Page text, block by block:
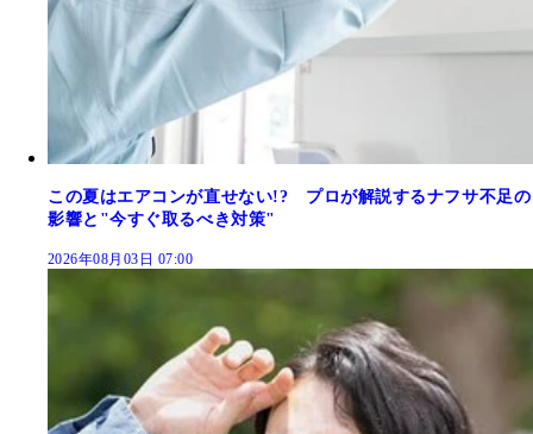
この夏はエアコンが直せない!? プロが解説するナフサ不足の
影響と"今すぐ取るべき対策"
2026年08月03日 07:00